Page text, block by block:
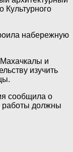
Культурного
набережную
и
изучить
сообщила о
работы должны